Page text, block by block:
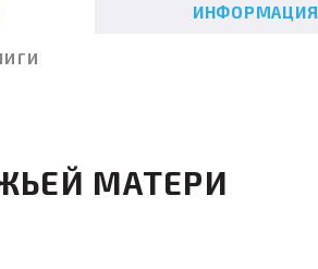
ИНФОРМАЦИЯ
МАТЕРИ